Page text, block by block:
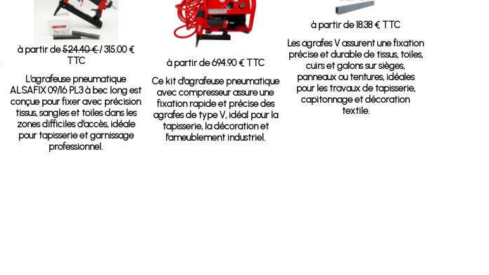
à partir de524.40 €/ 315.00 €
TTC
L’agrafeuse pneumatique
ALSAFIX 09/16 PL3 à bec long est
conçue pour fixer avec précision
tissus, sangles et toiles dans les
zones difficiles d’accès, idéale
pour tapisserie et garnissage
professionnel.
à partir de 694.90 € TTC
Ce kit d'agrafeuse pneumatique
avec compresseur assure une
fixation rapide et précise des
agrafes de type V, idéal pour la
tapisserie, la décoration et
l'ameublement industriel.
à partir de 18.38 € TTC
Les agrafes V assurent une fixation
précise et durable de tissus, toiles,
cuirs et galons sur sièges,
panneaux ou tentures, idéales
pour les travaux de tapisserie,
capitonnage et décoration
textile.